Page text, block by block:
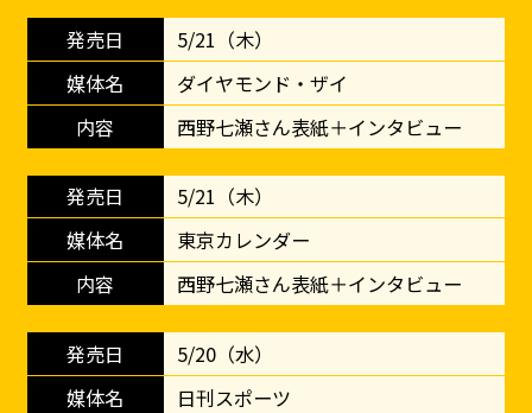
5/21（木）
ダイヤモンド・ザイ
西野七瀬さん表紙＋インタビュー
5/21（木）
東京カレンダー
西野七瀬さん表紙＋インタビュー
5/20（水）
日刊スポーツ